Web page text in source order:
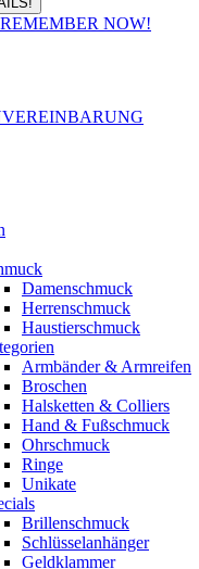
NOW!
Damenschmuck
Herrenschmuck
Haustierschmuck
Armbänder & Armreifen
Broschen
Halsketten & Colliers
Hand & Fußschmuck
Ohrschmuck
Ringe
Unikate
Brillenschmuck
Schlüsselanhänger
Geldklammer